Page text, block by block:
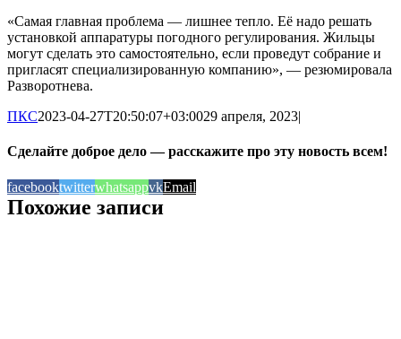
«Самая главная проблема — лишнее тепло. Её надо решать
установкой аппаратуры погодного регулирования. Жильцы
могут сделать это самостоятельно, если проведут собрание и
пригласят специализированную компанию», — резюмировала
Разворотнева.
ПКС2023-04-27T20:50:07+03:0029 апреля, 2023|
Сделайте доброе дело — расскажите про эту новость всем!
facebooktwitterwhatsappvkEmail
Похожие записи